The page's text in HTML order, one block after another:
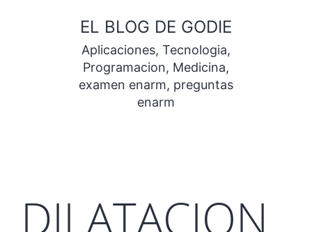
contenido
EL BLOG DE GODIE
Aplicaciones, Tecnologia,
Programacion, Medicina,
examen enarm, preguntas
enarm
DILATACION